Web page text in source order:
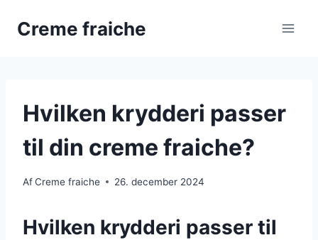
Creme fraiche
Hvilken krydderi passer
til din creme fraiche?
AfCreme fraiche 26. december 2024
Hvilken krydderi passer til